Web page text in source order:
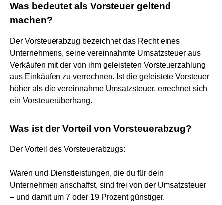
Was bedeutet als Vorsteuer geltend
machen?
Der Vorsteuerabzug bezeichnet das Recht eines
Unternehmens, seine vereinnahmte Umsatzsteuer aus
Verkäufen mit der von ihm geleisteten Vorsteuerzahlung
aus Einkäufen zu verrechnen. Ist die geleistete Vorsteuer
höher als die vereinnahme Umsatzsteuer, errechnet sich
ein Vorsteuerüberhang.
Was ist der Vorteil von Vorsteuerabzug?
Der Vorteil des Vorsteuerabzugs:
Waren und Dienstleistungen, die du für dein
Unternehmen anschaffst, sind frei von der Umsatzsteuer
– und damit um 7 oder 19 Prozent günstiger.